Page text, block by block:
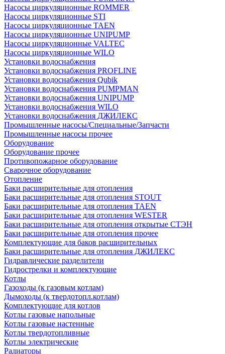
Насосы циркуляционные ROMMER
Насосы циркуляционные STI
Насосы циркуляционные TAEN
Насосы циркуляционные UNIPUMP
Насосы циркуляционные VALTEC
Насосы циркуляционные WILO
Установки водоснабжения
Установки водоснабжения PROFLINE
Установки водоснабжения Qubik
Установки водоснабжения PUMPMAN
Установки водоснабжения UNIPUMP
Установки водоснабжения WILO
Установки водоснабжения ДЖИЛЕКС
Промышленные насосы/Специальные/Запчасти
Промышленные насосы прочее
Оборудование
Оборудование прочее
Противопожарное оборудование
Сварочное оборудование
Отопление
Баки расширительные для отопления
Баки расширительные для отопления STOUT
Баки расширительные для отопления TAEN
Баки расширительные для отопления WESTER
Баки расширительные для отопления открытые СТЭН
Баки расширительные для отопления прочее
Комплектующие для баков расширительных
Баки расширительные для отопления ДЖИЛЕКС
Гидравлические разделители
Гидрострелки и комплектующие
Котлы
Газоходы (к газовым котлам)
Дымоходы (к твердотопл.котлам)
Комплектующие для котлов
Котлы газовые напольные
Котлы газовые настенные
Котлы твердотопливные
Котлы электрические
Радиаторы